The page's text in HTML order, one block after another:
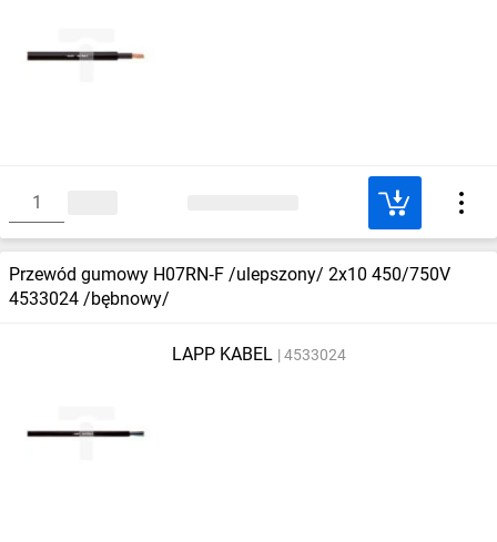
Przewód gumowy H07RN‑F /ulepszony/ 2x10 450/750V
4533024 /bębnowy/
LAPP KABEL 4533024